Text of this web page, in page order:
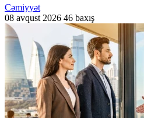
Cəmiyyət
08 avqust 2026 46 baxış